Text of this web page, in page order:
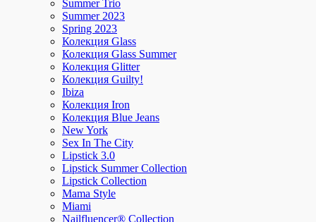
Summer Trio
Summer 2023
Spring 2023
Колекция Glass
Колекция Glass Summer
Колекция Glitter
Колекция Guilty!
Ibiza
Колекция Iron
Колекция Blue Jeans
New York
Sex In The City
Lipstick 3.0
Lipstick Summer Collection
Lipstick Collection
Mama Style
Miami
Nailfluencer® Collection